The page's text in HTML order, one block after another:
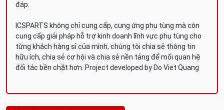
đáp.
ICSPARTS không chỉ cung cấp, cung ứng phụ tùng mà còn
cung cấp giải pháp hỗ trợ kinh doanh lĩnh vực phụ tùng cho
từng khách hàng sỉ của mình, chúng tôi chia sẻ thông tin
hữu ích, chia sẻ cơ hội và chia sẻ nền tảng để mối quan hệ
đối tác bền chặt hơn. Project developed by Do Viet Quang